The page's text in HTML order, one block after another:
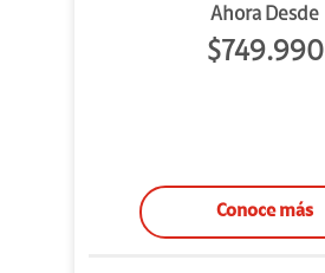
Ahora Desde
$749.990
Conoce más